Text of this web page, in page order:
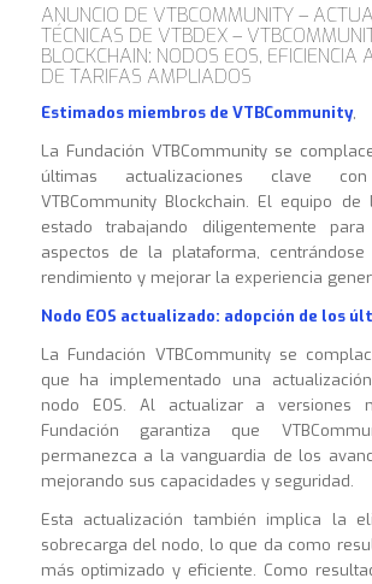
ANUNCIO DE VTBCOMMUNITY –
TÉCNICAS DE VTBDEX –
BLOCKCHAIN: NODOS EOS, EFICIENCIA
DE TARIFAS AMPLIADOS
Estimados miembros de VTBCommunity,
La Fundación VTBCommunity se
últimas actualizaciones clave
VTBCommunity Blockchain. El equipo de
estado trabajando diligentemente
aspectos de la plataforma,
rendimiento y mejorar la experiencia
Nodo EOS actualizado: adopción de los
La Fundación VTBCommunity se
que ha implementado una
nodo EOS. Al actualizar a versiones
Fundación garantiza que
permanezca a la vanguardia de los
mejorando sus capacidades y seguridad.
Esta actualización también implica la
sobrecarga del nodo, lo que da como
más optimizado y eficiente. Como